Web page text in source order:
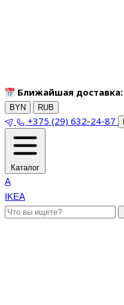
Ближайшая доставка:
BYN RUB
+375 (29) 632-24-87
Каталог
A
IKEA